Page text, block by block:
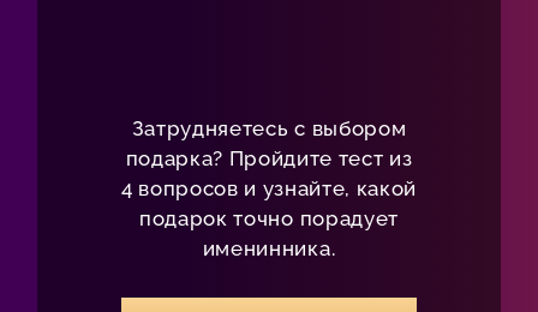
Затрудняетесь с выбором
подарка? Пройдите тест из
4 вопросов и узнайте, какой
подарок точно порадует
именинника.